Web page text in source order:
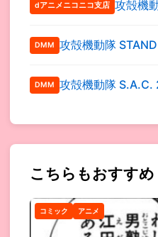
dアニメニコニコ支店 攻殻機
DMM 攻殻機動隊
DMM 攻殻機動隊 S.A.C.
こちらもおすすめ
コミック アニメ